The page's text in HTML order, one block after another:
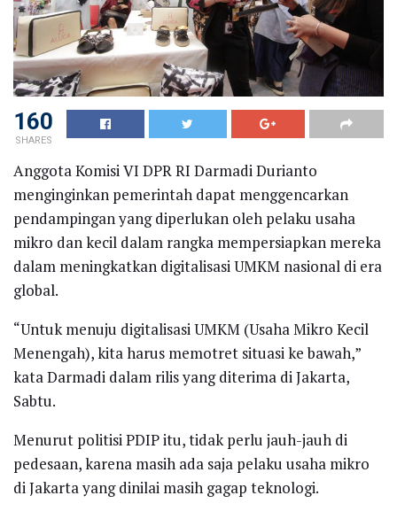
160
SHARES
Anggota Komisi VI DPR RI Darmadi Durianto
menginginkan pemerintah dapat menggencarkan
pendampingan yang diperlukan oleh pelaku usaha
mikro dan kecil dalam rangka mempersiapkan mereka
dalam meningkatkan digitalisasi UMKM nasional di era
global.
“Untuk menuju digitalisasi UMKM (Usaha Mikro Kecil
Menengah), kita harus memotret situasi ke bawah,”
kata Darmadi dalam rilis yang diterima di Jakarta,
Sabtu.
Menurut politisi PDIP itu, tidak perlu jauh-jauh di
pedesaan, karena masih ada saja pelaku usaha mikro
di Jakarta yang dinilai masih gagap teknologi.